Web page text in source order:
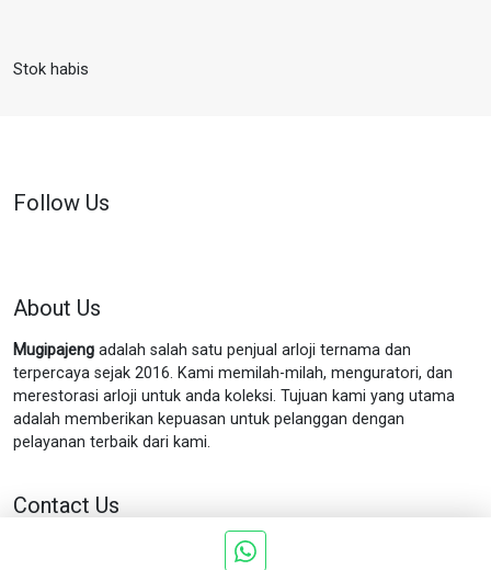
Stok habis
Follow Us
About Us
Mugipajeng adalah salah satu penjual arloji ternama dan
terpercaya sejak 2016. Kami memilah-milah, menguratori, dan
merestorasi arloji untuk anda koleksi. Tujuan kami yang utama
adalah memberikan kepuasan untuk pelanggan dengan
pelayanan terbaik dari kami.
Contact Us
Jln. Munggur no.11 Gondokusuman Yogyakarta.